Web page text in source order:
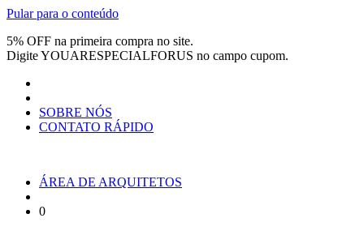
Pular para o conteúdo
5% OFF na primeira compra no site.
DigiteYOUARESPECIALFORUS no campo cupom.
SOBRE NÓS
CONTATO RÁPIDO
ÁREA DE ARQUITETOS
0